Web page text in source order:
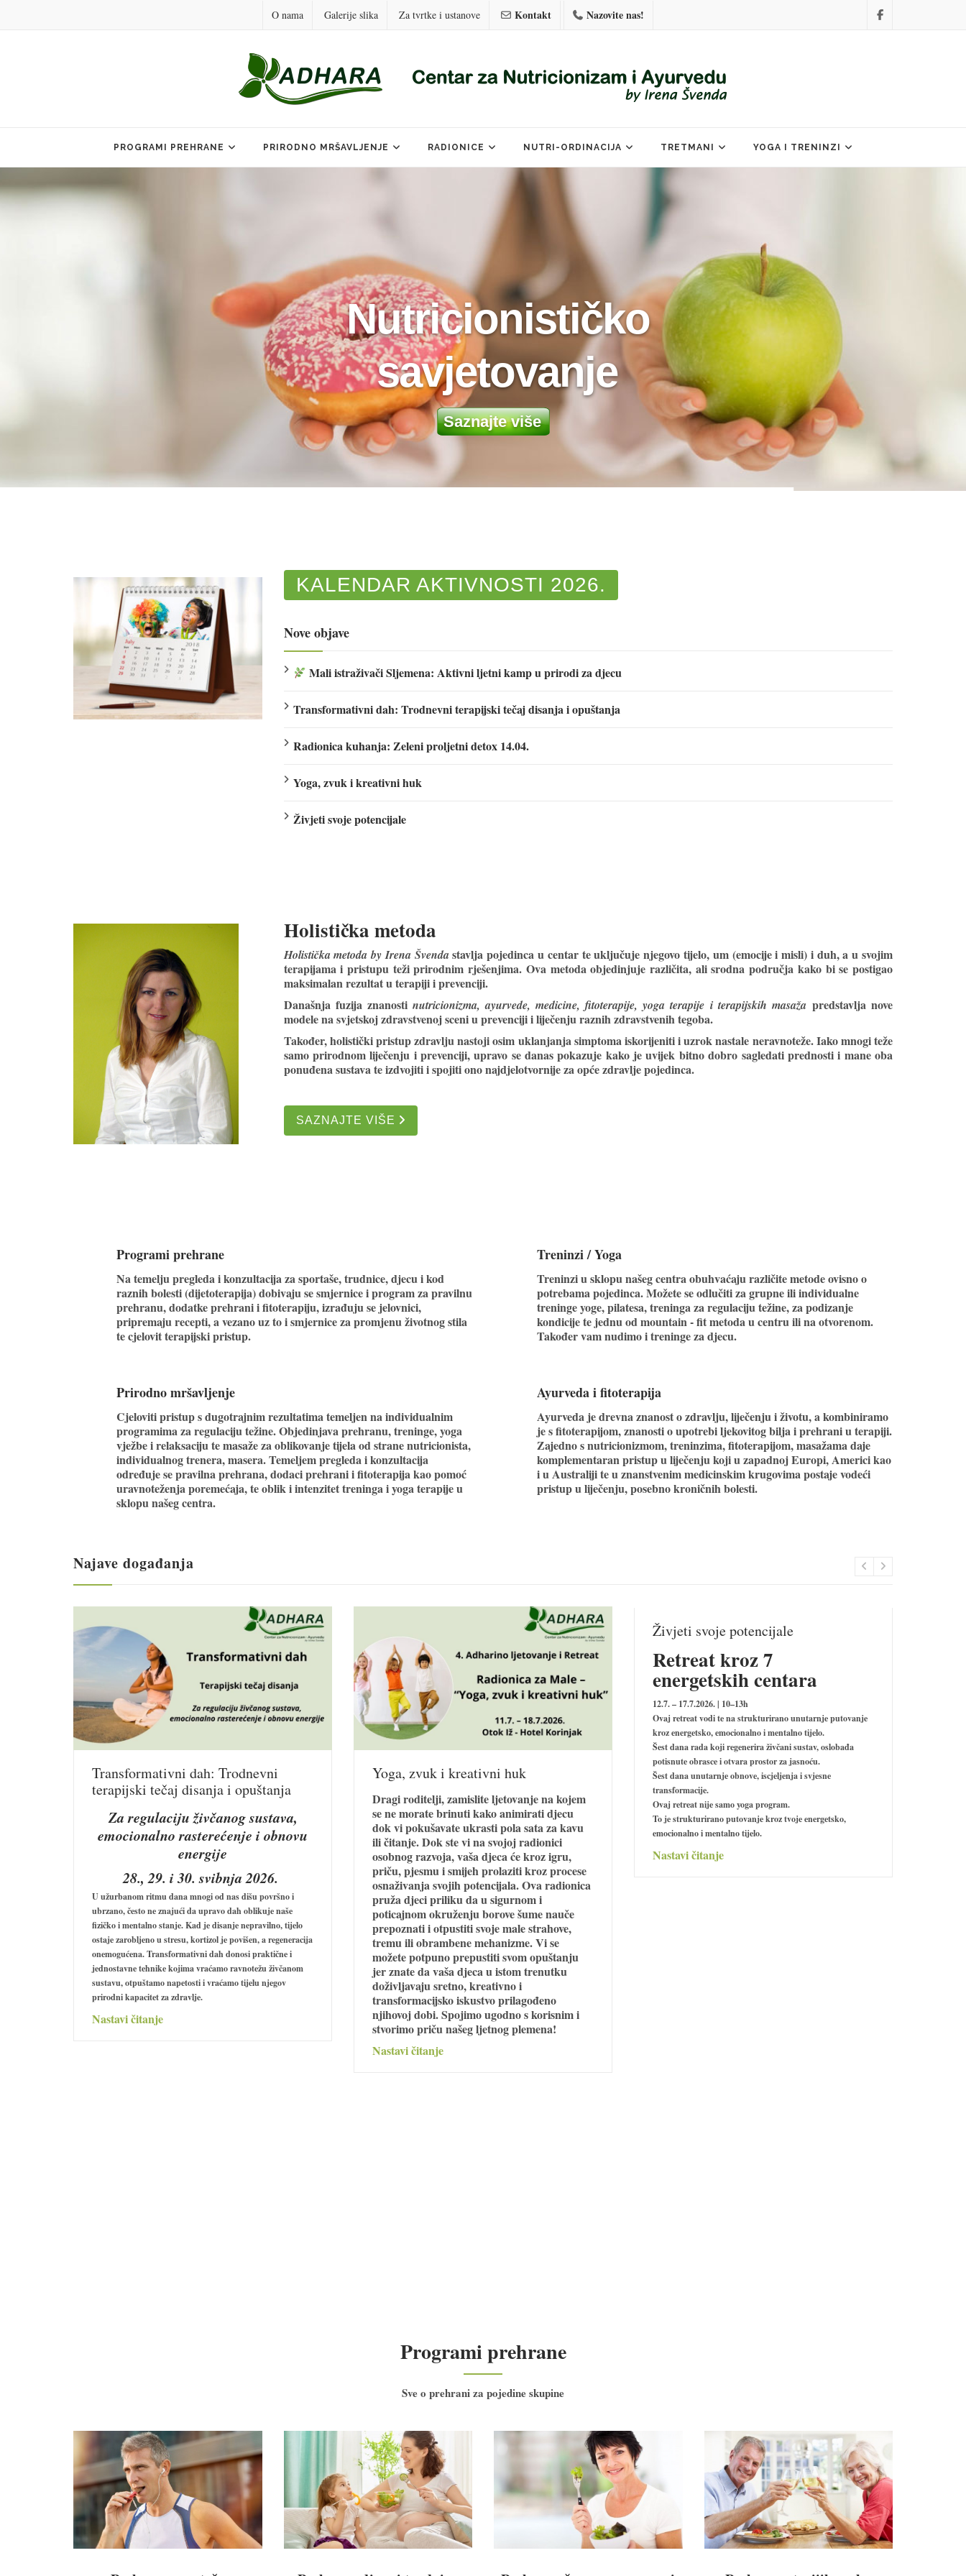
O nama Galerije slika Za tvrtke i ustanove Kontakt Nazovite nas!
PROGRAMI PREHRANE PRIRODNO MRŠAVLJENJE RADIONICE NUTRI-ORDINACIJA TRETMANI YOGA I TRENINZI
o
nističko
v
anje
KALENDAR AKTIVNOSTI 2026.
Nove objave
Mali istraživači Sljemena: Aktivni ljetni kamp u prirodi za djecu
Transformativni dah: Trodnevni terapijski tečaj disanja i opuštanja
Radionica kuhanja: Zeleni proljetni detox 14.04.
Yoga, zvuk i kreativni huk
Živjeti svoje potencijale
Holistička metoda
Holistička metoda by Irena Švendastavlja pojedinca u centar te uključuje njegovo tijelo, um (emocije i misli) i duh, a u svojim
terapijama i pristupu teži prirodnim rješenjima. Ova metoda objedinjuje različita, ali srodna područja kako bi se postigao
maksimalan rezultat u terapiji i prevenciji.
Današnja fuzija znanosti nutricionizma, ayurvede, medicine, fitoterapije, yoga terapije i terapijskih masažapredstavlja nove
modele na svjetskoj zdravstvenoj sceni u prevenciji i liječenju raznih zdravstvenih tegoba.
Također, holistički pristup zdravlju nastoji osim uklanjanja simptoma iskorijeniti i uzrok nastale neravnoteže. Iako mnogi teže
samo prirodnom liječenju i prevenciji, upravo se danas pokazuje kako je uvijek bitno dobro sagledati prednosti i mane oba
ponuđena sustava te izdvojiti i spojiti ono najdjelotvornije za opće zdravlje pojedinca.
SAZNAJTE VIŠE
Programi prehrane
Na temelju pregleda i konzultacija za sportaše, trudnice, djecu i kod
raznih bolesti (dijetoterapija) dobivaju se smjernice i program za pravilnu
prehranu, dodatke prehrani i fitoterapiju, izrađuju se jelovnici,
pripremaju recepti, a vezano uz to i smjernice za promjenu životnog stila
te cjelovit terapijski pristup.
Treninzi / Yoga
Treninzi u sklopu našeg centra obuhvaćaju različite metode ovisno o
potrebama pojedinca. Možete se odlučiti za grupne ili individualne
treninge yoge, pilatesa, treninga za regulaciju težine, za podizanje
kondicije te jednu od mountain - fit metoda u centru ili na otvorenom.
Također vam nudimo i treninge za djecu.
Prirodno mršavljenje
Cjeloviti pristup s dugotrajnim rezultatima temeljen na individualnim
programima za regulaciju težine. Objedinjava prehranu, treninge, yoga
vježbe i relaksaciju te masaže za oblikovanje tijela od strane nutricionista,
individualnog trenera, masera. Temeljem pregleda i konzultacija
određuje se pravilna prehrana, dodaci prehrani i fitoterapija kao pomoć
uravnoteženja poremećaja, te oblik i intenzitet treninga i yoga terapije u
sklopu našeg centra.
Ayurveda i fitoterapija
Ayurveda je drevna znanost o zdravlju, liječenju i životu, a kombiniramo
je s fitoterapijom, znanosti o upotrebi ljekovitog bilja i prehrani u terapiji.
Zajedno s nutricionizmom, treninzima, fitoterapijom, masažama daje
komplementaran pristup u liječenju koji u zapadnoj Europi, Americi kao
i u Australiji te u znanstvenim medicinskim krugovima postaje vodeći
pristup u liječenju, posebno kroničnih bolesti.
Najave događanja
Transformativni dah: Trodnevni
terapijski tečaj disanja i opuštanja
Za regulaciju živčanog sustava,
emocionalno rasterećenje i obnovu
energije
28., 29. i 30. svibnja 2026.
U užurbanom ritmu dana mnogi od nas dišu površno i
ubrzano, često ne znajući da upravo dah oblikuje naše
fizičko i mentalno stanje. Kad je disanje nepravilno, tijelo
ostaje zarobljeno u stresu, kortizol je povišen, a regeneracija
onemogućena.Transformativni dahdonosi praktične i
jednostavne tehnike kojima vraćamo ravnotežu živčanom
sustavu, otpuštamo napetosti i vraćamo tijelu njegov
prirodni kapacitet za zdravlje.
Nastavi čitanje
Yoga, zvuk i kreativni huk
Dragi roditelji, zamislite ljetovanje na kojem
se ne morate brinuti kako animirati djecu
dok vi pokušavate ukrasti pola sata za kavu
ili čitanje. Dok ste vi na svojoj radionici
osobnog razvoja, vaša djeca će kroz igru,
priču, pjesmu i smijeh prolaziti kroz procese
osnaživanja svojih potencijala. Ova radionica
pruža djeci priliku da u sigurnom i
poticajnom okruženju borove šume nauče
prepoznati i otpustiti svoje male strahove,
tremu ili obrambene mehanizme. Vi se
možete potpuno prepustiti svom opuštanju
jer znate da vaša djeca u istom trenutku
doživljavaju sretno, kreativno i
transformacijsko iskustvo prilagođeno
njihovoj dobi. Spojimo ugodno s korisnim i
stvorimo priču našeg ljetnog plemena!
Nastavi čitanje
Živjeti svoje potencijale
Retreat kroz 7
energetskih centara
12.7. – 17.7.2026. | 10–13h
Ovaj retreat vodi te na strukturirano unutarnje putovanje
kroz energetsko, emocionalno i mentalno tijelo.
Šest dana rada koji regenerira živčani sustav, oslobađa
potisnute obrasce i otvara prostor za jasnoću.
Šest dana unutarnje obnove, iscjeljenja i svjesne
transformacije.
Ovaj retreat nije samo yoga program.
To je strukturirano putovanje kroz tvoje energetsko,
emocionalno i mentalno tijelo.
Nastavi čitanje
Programi prehrane
Sve o prehrani za pojedine skupine